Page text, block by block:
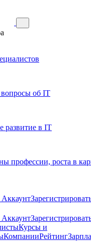
об IT
развитие в IT
профессии, роста в
Курсы и
КомпанииРейтинг